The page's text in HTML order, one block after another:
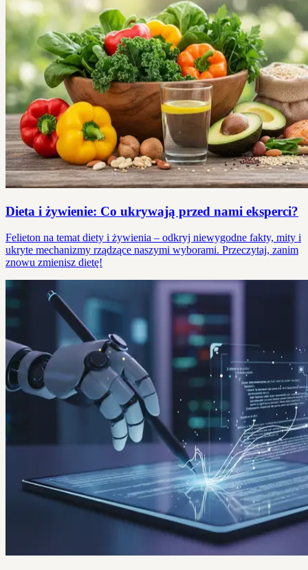
Dieta i żywienie: Co ukrywają przed nami eksperci?
Felieton na temat diety i żywienia – odkryj niewygodne fakty, mity i
ukryte mechanizmy rządzące naszymi wyborami. Przeczytaj, zanim
znowu zmienisz dietę!